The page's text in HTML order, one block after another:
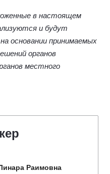
в настоящем
и будут
основании принимаемых
органов
местного
Раимовна